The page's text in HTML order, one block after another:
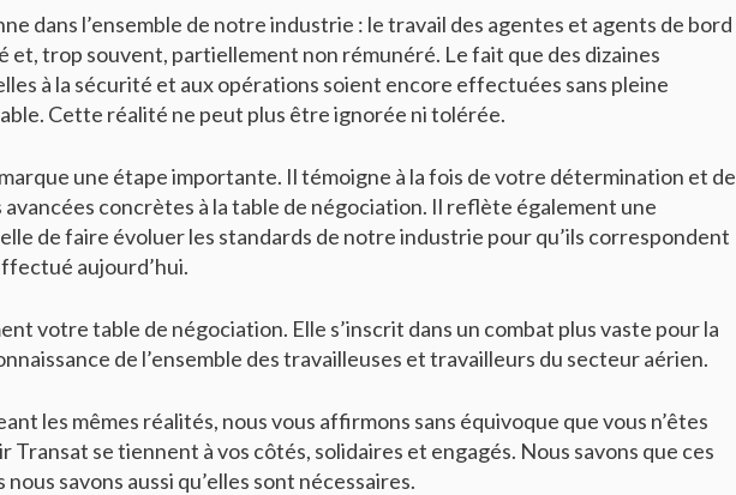
dans l’ensemble de notre industrie : le travail des agentes et agents de bord
et, trop souvent, partiellement non rémunéré. Le fait que des dizaines
à la sécurité et aux opérations soient encore effectuées sans pleine
Cette réalité ne peut plus être ignorée ni tolérée.
une étape importante. Il témoigne à la fois de votre détermination et de
concrètes à la table de négociation. Il reflète également une
de faire évoluer les standards de notre industrie pour qu’ils correspondent
aujourd’hui.
votre table de négociation. Elle s’inscrit dans un combat plus vaste pour la
de l’ensemble des travailleuses et travailleurs du secteur aérien.
les mêmes réalités, nous vous affirmons sans équivoque que vous n’êtes
Transat se tiennent à vos côtés, solidaires et engagés. Nous savons que ces
savons aussi qu’elles sont nécessaires.